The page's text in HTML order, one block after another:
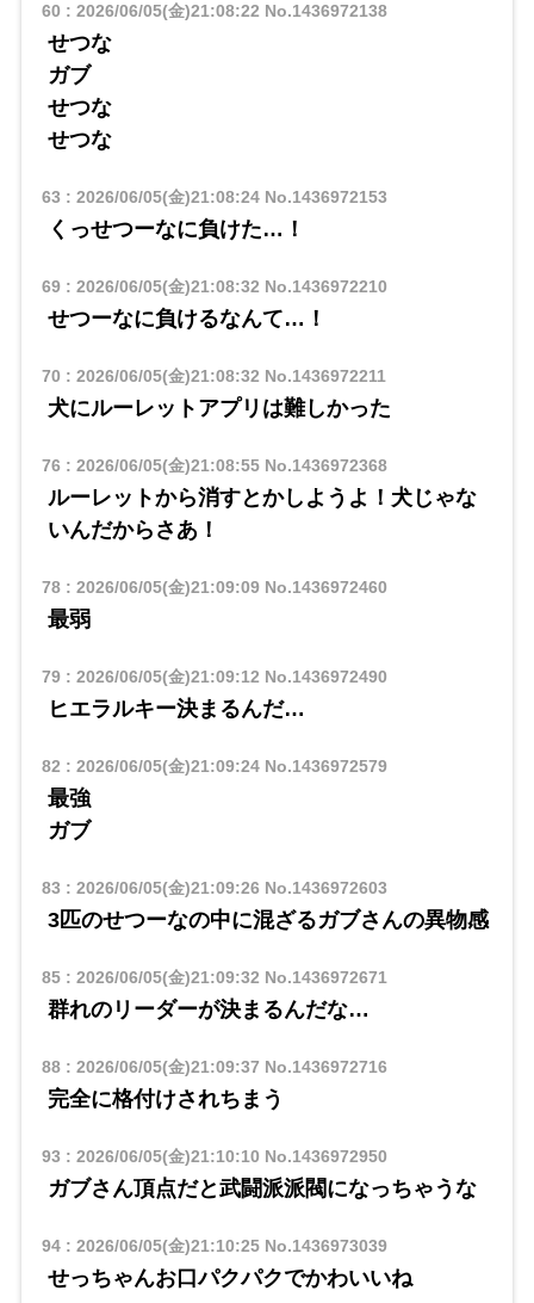
60 : 2026/06/05(金)21:08:22 No.1436972138
せつな
ガブ
せつな
せつな
63 : 2026/06/05(金)21:08:24No.1436972153
くっせつーなに負けた…！
69: 2026/06/05(金)21:08:32 No.1436972210
せつーなに負けるなんて…！
70 : 2026/06/05(金)21:08:32 No.1436972211
犬にルーレットアプリは難しかった
76 : 2026/06/05(金)21:08:55No.1436972368
ルーレットから消すとかしようよ！犬じゃな
いんだからさあ！
78: 2026/06/05(金)21:09:09No.1436972460
最弱
79: 2026/06/05(金)21:09:12 No.1436972490
ヒエラルキー決まるんだ…
82 : 2026/06/05(金)21:09:24No.1436972579
最強
ガブ
83 : 2026/06/05(金)21:09:26 No.1436972603
3匹のせつーなの中に混ざるガブさんの異物感
85: 2026/06/05(金)21:09:32 No.1436972671
群れのリーダーが決まるんだな…
88: 2026/06/05(金)21:09:37 No.1436972716
完全に格付けされちまう
93 : 2026/06/05(金)21:10:10 No.1436972950
ガブさん頂点だと武闘派派閥になっちゃうな
94: 2026/06/05(金)21:10:25No.1436973039
せっちゃんお口パクパクでかわいいね